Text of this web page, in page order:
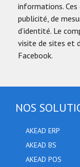
informations.
publicité, de
d’identité. Le
visite de sites et
Facebook.
NOS
AKEAD ERP
AKEAD BS
AKEAD POS